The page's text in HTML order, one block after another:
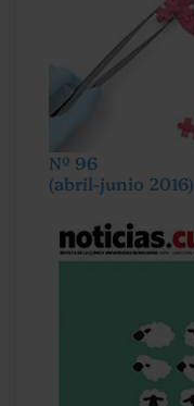
Nº 96
(abril-junio 2016)